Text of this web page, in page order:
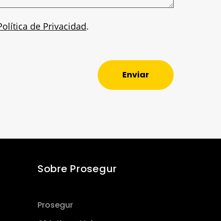
de Privacidad.
Enviar
Sobre Prosegur
Prosegur